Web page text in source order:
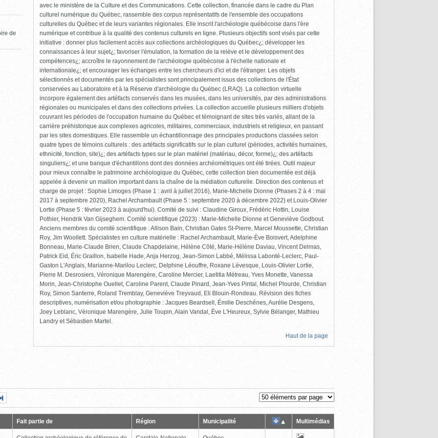
de
avec le ministère de la Culture et des Communications. Cette collection, financée dans le cadre du Plan
culturel numérique du Québec, rassemble des corpus représentatifs de l'ensemble des occupations
culturelles du Québec et de leurs variantes régionales. Elle inscrit l'archéologie québécoise dans l'ère
numérique et contribue à la qualité des contenus culturels en ligne. Plusieurs objectifs sont visés par cette
initiative : donner plus facilement accès aux collections archéologiques du Québec¿; développer les
connaissances à leur sujet¿; favoriser l'émulation, la formation de la relève et le développement des
compétences¿; accroître le rayonnement de l'archéologie québécoise à l'échelle nationale et
internationale¿; et encourager les échanges entre les chercheurs d'ici et de l'étranger. Les objets
sélectionnés et documentés par les spécialistes sont principalement issus des collections de l'État
conservées au Laboratoire et à la Réserve d'archéologie du Québec (LRAQ). La collection virtuelle
incorpore également des artéfacts conservés dans les musées, dans les universités, par des administrations
régionales ou municipales et dans des collections privées. La collection accueille plusieurs milliers d'objets
couvrant les périodes de l'occupation humaine du Québec et témoignant de sites très variés, allant de la
carrière préhistorique aux complexes agricoles, militaires, commerciaux, industriels et religieux, en passant
par les sites domestiques. Elle rassemble un échantillonnage des principales productions classées selon
quatre types de témoins culturels : des artéfacts significatifs sur le plan culturel (périodes, activités humaines,
ethnicité, fonction, site)¿; des artéfacts types sur le plan matériel (matériau, décor, forme)¿; des artéfacts
singuliers¿; et une banque d'échantillons dont des données archéométriques ont été tirées. Outil majeur
pour mieux connaître le patrimoine archéologique du Québec, cette collection bien documentée est déjà
appelée à devenir un maillon important dans la chaîne de la médiation culturelle. Direction des contenus et
charge de projet : Sophie Limoges (Phase 1 : avril à juillet 2016), Marie-Michelle Dionne (Phases 2 à 4 : mai
2017 à septembre 2020), Rachel Archambault (Phase 5 : septembre 2020 à décembre 2022) et Louis-Olivier
Lortie (Phase 5 : février 2023 à aujourd'hui). Comité de suivi : Claudine Giroux, Frédéric Hottin, Louise
Pothier, Hendrik Van Gijseghem. Comité scientifique (2023) : Marie-Michelle Dionne et Geneviève Godbout.
Anciens membres du comité scientifique : Allison Bain, Christian Gates St-Pierre, Marcel Moussette, Christian
Roy, Jim Woollett. Spécialistes en culture matérielle : Rachel Archambault, Marie-Ève Boisvert, Adelphine
Bonneau, Marie-Claude Brien, Claude Chapdelaine, Hélène Côté, Marie-Hélène Daviau, Vincent Delmas,
Patrick Eid, Éric Graillon, Isabelle Hade, Anja Herzog, Jean-Simon Labbé, Mélissa Labonté-Leclerc, Paul-
Gaston L'Anglais, Marianne-Marilou Leclerc, Delphine Léouffre, Roxane Lévesque, Louis-Olivier Lortie,
Pierre M. Desrosiers, Véronique Marengère, Caroline Mercier, Laetitia Métreau, Yves Monette, Vanessa
Morin, Jean-Christophe Ouellet, Caroline Parent, Claude Pinard, Jean-Yves Pintal, Michel Plourde, Christian
Roy, Simon Santerre, Roland Tremblay, Geneviève Treyvaud, Eli Blouin-Rondeau. Révision des fiches
descriptives, numérisation et/ou photographie : Jacques Beardsell, Émilie Deschênes, Aurélie Desgens,
Joey Leblanc, Véronique Marengère, Julie Toupin, Alain Vandal, Ève L'Heureux, Sylvie Bélanger, Mathieu
Landry et Sébastien Martel.
Haut de la page
Fait partie de Région Municipalité Multimédias